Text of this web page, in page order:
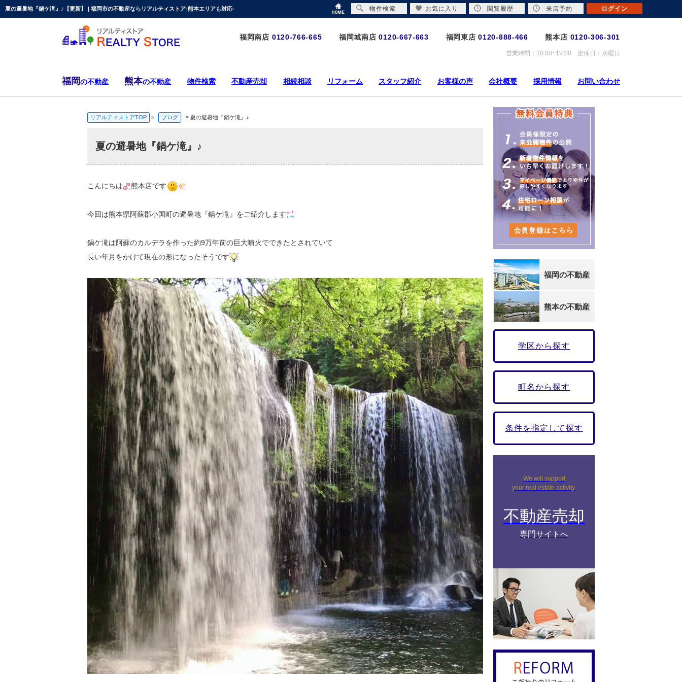
夏の避暑地『鍋ケ滝』♪【更新】 | 福岡市の不動産ならリアルティストア-熊本エリアも対応-
福岡南店 0120-766-665 福岡城南店 0120-667-663 福岡東店 0120-888-466 熊本店 0120-306-301
営業時間：10:00~19:00 定休日：水曜日
福岡の不動産 熊本の不動産 物件検索 不動産売却 相続相談 リフォーム スタッフ紹介 お客様の声 会社概要 採用情報 お問い合わせ
リアルティストアTOP > ブログ > 夏の避暑地『鍋ケ滝』♪
夏の避暑地『鍋ケ滝』♪
こんにちは 熊本店です
今回は熊本県阿蘇郡小国町の避暑地『鍋ケ滝』をご紹介します
鍋ケ滝は阿蘇のカルデラを作った約9万年前の巨大噴火でできたとされていて
長い年月をかけて現在の形になったそうです
福岡の不動産
熊本の不動産
学区から探す
町名から探す
条件を指定して探す
We will support
your real estate activity.
不動産売却
専門サイトへ
物件検索 お気に入り 閲覧履歴 来店予約 ログイン